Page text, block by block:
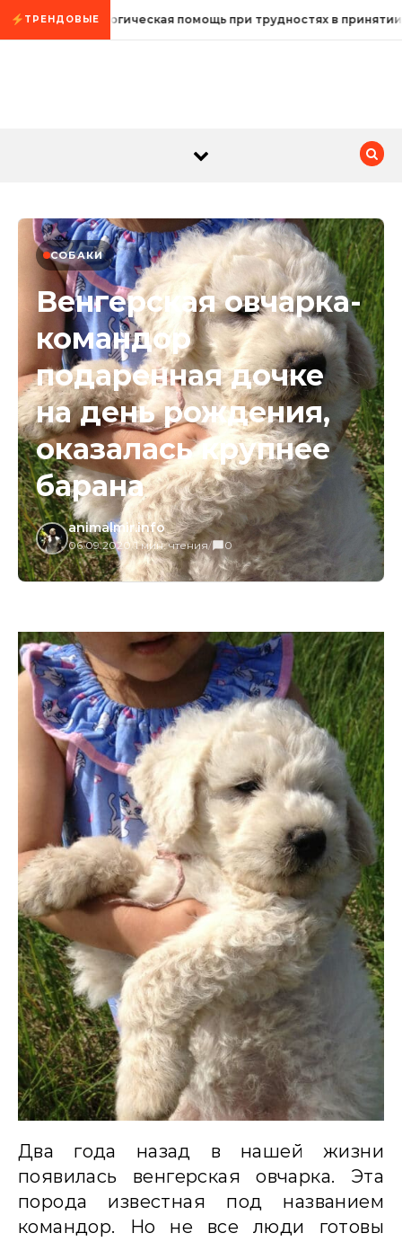
Промотать к содержимому
ТРЕНДОВЫЕ
Психологическая помощь при трудностях в
СОБАКИ
Венгерская овчарка-
командор
подаренная дочке
на день рождения,
оказалась крупнее
барана
animalmir.info
06.09.2020/1 мин. чтения/ 0
Два года назад в нашей жизни
появилась венгерская овчарка. Эта
порода известная под названием
командор. Но не все люди готовы